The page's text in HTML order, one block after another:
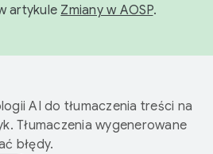
artykule Zmiany w AOSP.
AI do tłumaczenia treści na
Tłumaczenia wygenerowane
błędy.